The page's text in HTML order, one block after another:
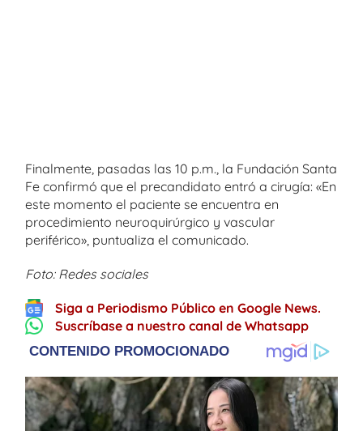
Finalmente, pasadas las 10 p.m., la Fundación Santa
Fe confirmó que el precandidato entró a cirugía: «En
este momento el paciente se encuentra en
procedimiento neuroquirúrgico y vascular
periférico», puntualiza el comunicado.
Foto: Redes sociales
Siga a Periodismo Público en Google News.
Suscríbase a nuestro canal de Whatsapp